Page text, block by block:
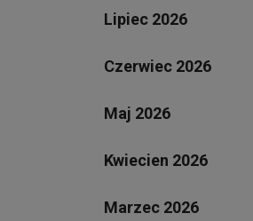
Lipiec 2026
Czerwiec 2026
Maj 2026
Kwiecien 2026
Marzec 2026